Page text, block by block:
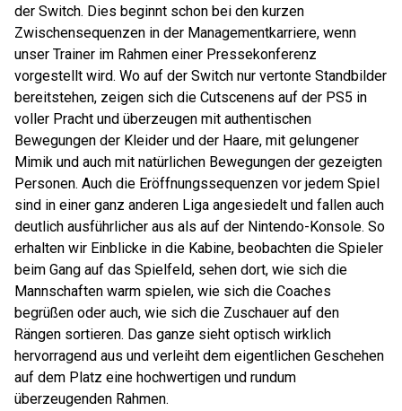
der Switch. Dies beginnt schon bei den kurzen
Zwischensequenzen in der Managementkarriere, wenn
unser Trainer im Rahmen einer Pressekonferenz
vorgestellt wird. Wo auf der Switch nur vertonte Standbilder
bereitstehen, zeigen sich die Cutscenens auf der PS5 in
voller Pracht und überzeugen mit authentischen
Bewegungen der Kleider und der Haare, mit gelungener
Mimik und auch mit natürlichen Bewegungen der gezeigten
Personen. Auch die Eröffnungssequenzen vor jedem Spiel
sind in einer ganz anderen Liga angesiedelt und fallen auch
deutlich ausführlicher aus als auf der Nintendo-Konsole. So
erhalten wir Einblicke in die Kabine, beobachten die Spieler
beim Gang auf das Spielfeld, sehen dort, wie sich die
Mannschaften warm spielen, wie sich die Coaches
begrüßen oder auch, wie sich die Zuschauer auf den
Rängen sortieren. Das ganze sieht optisch wirklich
hervorragend aus und verleiht dem eigentlichen Geschehen
auf dem Platz eine hochwertigen und rundum
überzeugenden Rahmen.